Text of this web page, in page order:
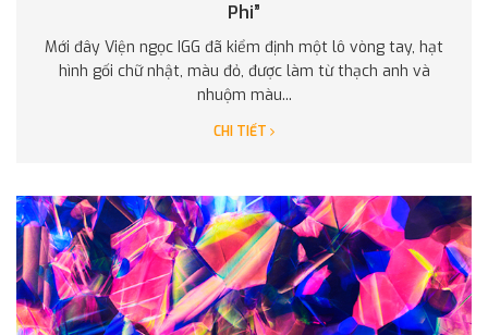
Phi”
Mới đây Viện ngọc IGG đã kiểm định một lô vòng tay, hạt
hình gối chữ nhật, màu đỏ, được làm từ thạch anh và
nhuộm màu...
CHI TIẾT